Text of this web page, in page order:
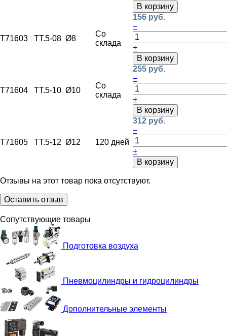
В корзину
T71603 ТТ.5-08 Ø8
Со
склада
156 руб.
–
+
В корзину
T71604 ТТ.5-10 Ø10
Со
склада
255 руб.
–
+
В корзину
T71605 ТТ.5-12 Ø12 120 дней
312 руб.
–
+
В корзину
Отзывы на этот товар пока отсутствуют.
Оставить отзыв
Сопутствующие товары
Подготовка воздуха
Пневмоцилиндры и гидроцилиндры
Дополнительные элементы